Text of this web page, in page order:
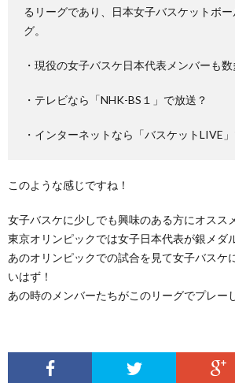
るリーグであり、日本女子バスケットボ
グ。
・現役の女子バスケ日本代表メンバーも数
・テレビなら「NHK-BS１」で放送？
・インターネットなら「バスケットLIVE
このような感じですね！
女子バスケに少しでも興味のある方にオスス
東京オリンピックでは女子日本代表が銀メダ
あのオリンピックでの試合を見て女子バスケ
いはず！
あの時のメンバーたちがこのリーグでプレー